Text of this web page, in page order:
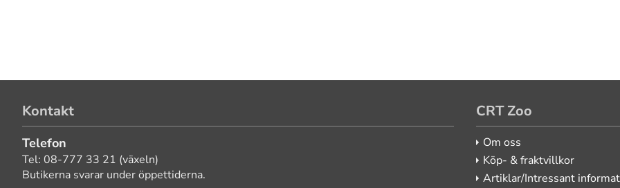
Kontakt
Telefon
Tel: 08-777 33 21 (växeln)
Butikerna svarar under öppettiderna.
CRT Zoo
Om oss
Köp- & fraktvillkor
Artiklar/Intressant